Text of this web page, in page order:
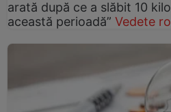
arată după ce a slăbit 10
această perioadă” Vedete